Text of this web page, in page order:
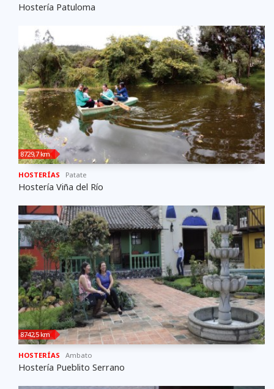
Hostería Patuloma
8729,7 km
HOSTERÍAS Patate
Hostería Viña del Río
8742,5 km
HOSTERÍAS Ambato
Hostería Pueblito Serrano